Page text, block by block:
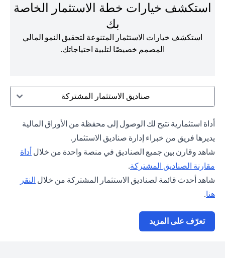
استكشف خيارات خطة الاستثمار الخاصة
بك
استكشف خيارات الاستثمار المتنوعة لتحقيق النمو المالي
المصمم خصيصًا لتلبية احتياجاتك.
صناديق الاستثمار المشتركة
أداة استثمارية تتيح لك الوصول إلى محفظة من الأوراق المالية
يديرها فريق من خبراء إدارة صناديق الاستثمار.
شاهد وقارن بين جميع الصناديق في منصة واحدة من خلال أداة
مقارنة الصناديق المشتركةopens in a new tab.
شاهد أحدث قائمة لصناديق الاستثمار المشتركة من خلال النقر
هناopens in a new tab.
تعرّف على المزيد